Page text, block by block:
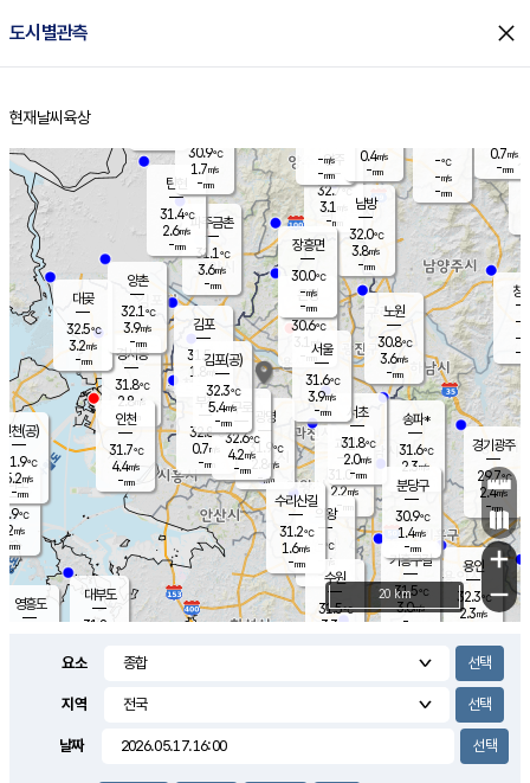
도시별관측 close
홈
현재날씨 육상
의도
℃
m/s
mm
영흥도
양주
32.7℃
3.1
-mm
과천
31.0℃
2.2m/s
- mm
용인
32.3℃
2.3m/s
경기광주
29.7℃
2.4m/s
-mm
3.2m/s
대부도
31.8
경서동
31.8℃
2.8 m/s
-mm
파주금촌
31.1℃
3.6m/s
-mm
-℃
-m/s
-mm
대곶
32.5℃
3.2m/s
-mm
창
-
-m/
-
탄현
31.4℃
2.6m/s
-mm
0.7m/s
-mm
의왕
- ℃
m/s
mm
김포
31.5℃
1.8 m/s
mm
광명
31.9 ℃
2.8 m/s
-mm
부천
32.8℃
0.7m/s
-mm
양촌
32.1℃
3.9m/s
-mm
구로
32.6℃
4.2m/s
-mm
은평
30.6℃
3.1 m/s
- mm
노원
30.8℃
3.6m/s
-mm
송파*
31.6℃
2.3m/s
-mm
서초
31.8℃
2.0m/s
-mm
남방
32.0℃
3.8m/s
-mm
기흥구갈
31.5℃
3.0m/s
-
수리산길
31.2℃
1.6m/s
-mm
분당구
30.9℃
1.4m/s
-mm
장흥면
30.0℃
-m/s
-mm
-m/s
-mm
인천(공)
31.9℃
5.2m/s
-mm
김포(공)
32.3℃
5.4m/s
-mm
수원
31.5℃
3.3 m/s
인천
31.7℃
4.4m/s
-mm
서울
31.6℃
3.9m/s
-mm
30.9℃
1.7m/s
-mm
0.4m/s
-mm
+
−
20 km
요소
지역
날짜